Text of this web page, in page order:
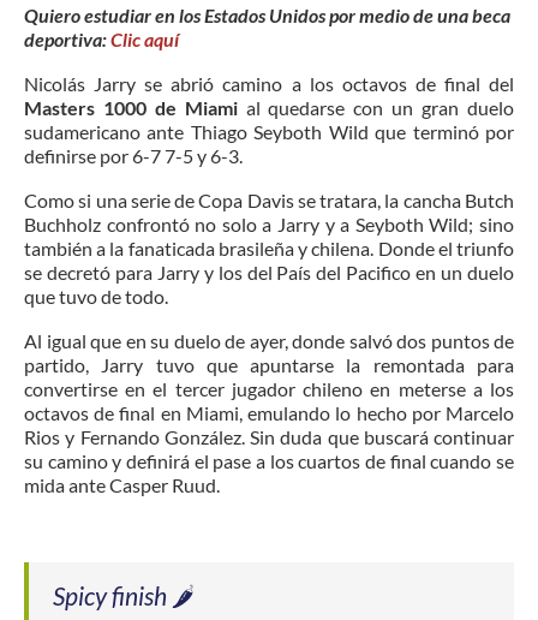
Quiero estudiar en los Estados Unidos por medio de una beca
deportiva:Clic aquí
Nicolás Jarry se abrió camino a los octavos de final del
Masters 1000 de Miamial quedarse con un gran duelo
sudamericano ante Thiago Seyboth Wild que terminó por
definirse por 6-7 7-5 y 6-3.
Como si una serie de Copa Davis se tratara, la cancha Butch
Buchholz confrontó no solo a Jarry y a Seyboth Wild; sino
también a la fanaticada brasileña y chilena. Donde el triunfo
se decretó para Jarry y los del País del Pacifico en un duelo
que tuvo de todo.
Al igual que en su duelo de ayer, donde salvó dos puntos de
partido, Jarry tuvo que apuntarse la remontada para
convertirse en el tercer jugador chileno en meterse a los
octavos de final en Miami, emulando lo hecho por Marcelo
Rios y Fernando González. Sin duda que buscará continuar
su camino y definirá el pase a los cuartos de final cuando se
mida ante Casper Ruud.
Spicy finish 🌶️